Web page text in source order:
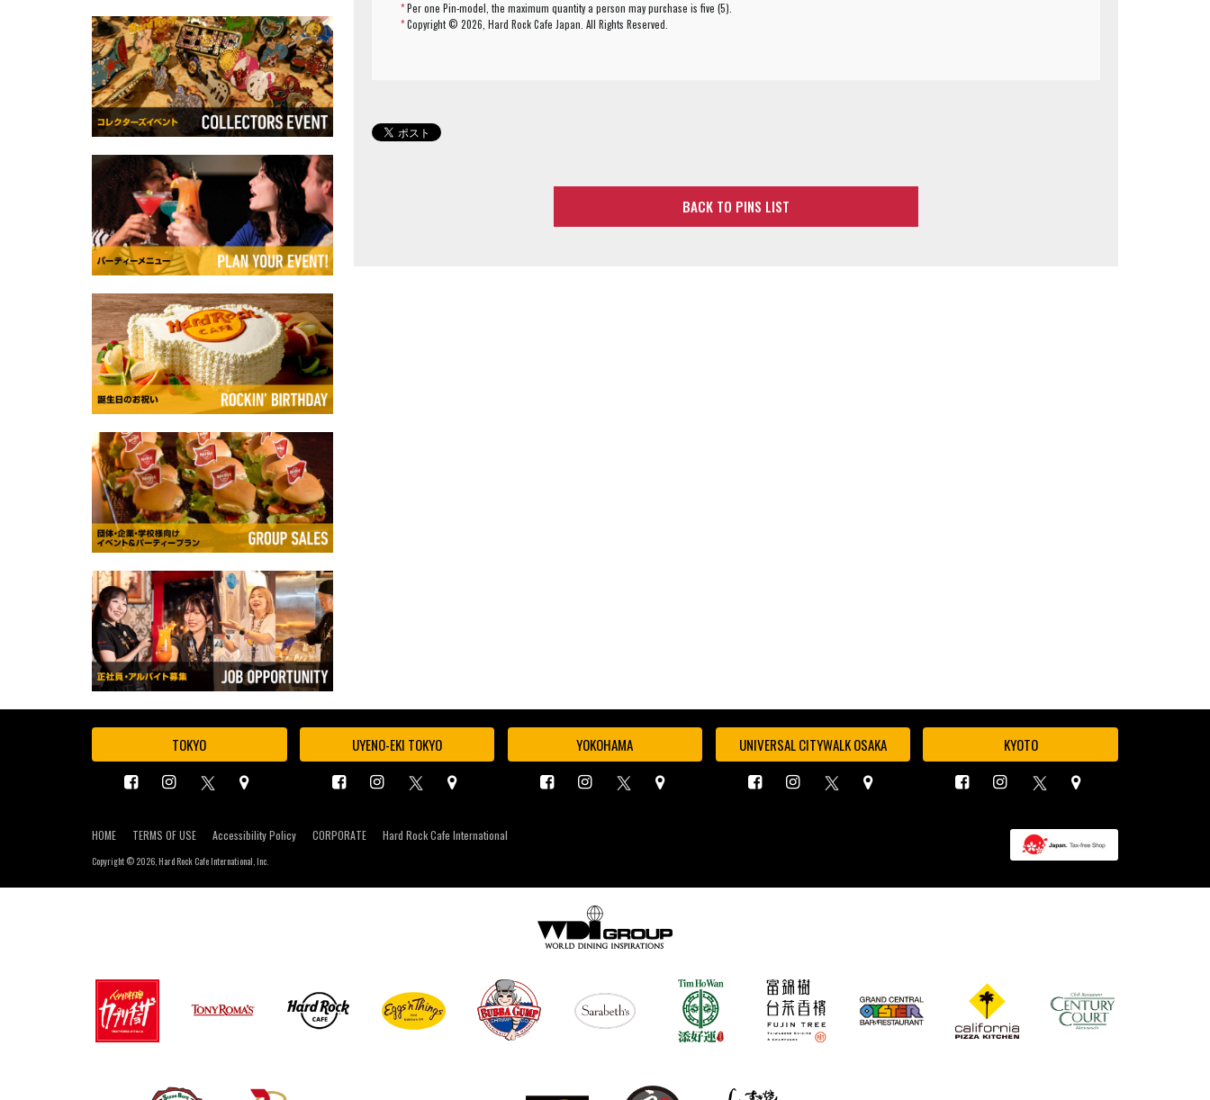
*Per one Pin-model, the maximum quantity a person may purchase is five (5).
*Copyright ©2026, Hard Rock Cafe Japan. All Rights Reserved.
BACK TO PINS LIST
TOKYO UYENO-EKI TOKYO YOKOHAMA UNIVERSAL CITYWALK OSAKA KYOTO
HOME TERMS OF USE Accessibility Policy CORPORATE Hard Rock Cafe International
Copyright © 2026, Hard Rock Cafe International, Inc.